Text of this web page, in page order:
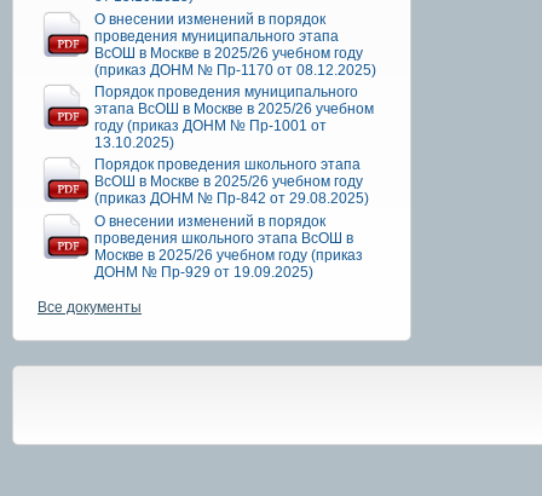
О внесении изменений в порядок
проведения муниципального этапа
ВсОШ в Москве в 2025/26 учебном году
(приказ ДОНМ № Пр-1170 от 08.12.2025)
Порядок проведения муниципального
этапа ВсОШ в Москве в 2025/26 учебном
году (приказ ДОНМ № Пр-1001 от
13.10.2025)
Порядок проведения школьного этапа
ВсОШ в Москве в 2025/26 учебном году
(приказ ДОНМ № Пр-842 от 29.08.2025)
О внесении изменений в порядок
проведения школьного этапа ВсОШ в
Москве в 2025/26 учебном году (приказ
ДОНМ № Пр-929 от 19.09.2025)
Все документы